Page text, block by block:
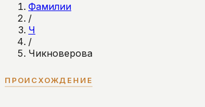
Фамилии
/
Ч
/
Чикноверова
ПРОИСХОЖДЕНИЕ